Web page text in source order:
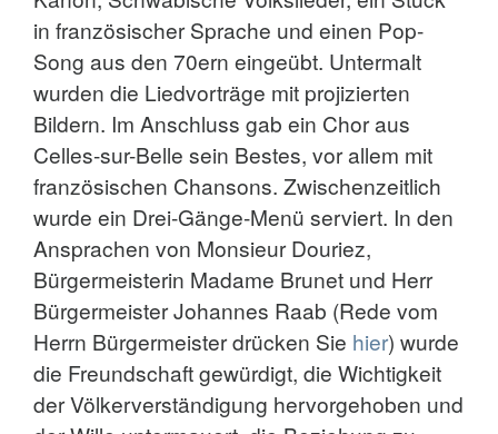
in französischer Sprache und einen Pop-
Song aus den 70ern eingeübt. Untermalt
wurden die Liedvorträge mit projizierten
Bildern. Im Anschluss gab ein Chor aus
Celles-sur-Belle sein Bestes, vor allem mit
französischen Chansons. Zwischenzeitlich
wurde ein Drei-Gänge-Menü serviert. In den
Ansprachen von Monsieur Douriez,
Bürgermeisterin Madame Brunet und Herr
Bürgermeister Johannes Raab (Rede vom
Herrn Bürgermeister drücken Sie hier) wurde
die Freundschaft gewürdigt, die Wichtigkeit
der Völkerverständigung hervorgehoben und